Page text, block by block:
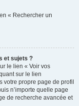
« Rechercher un
et sujets ?
le lien « Voir vos
sur le lien
votre propre page de profil
n’importe quelle page
de recherche avancée et